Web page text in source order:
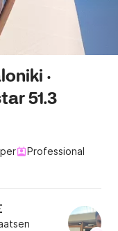
·
51.3
Professional